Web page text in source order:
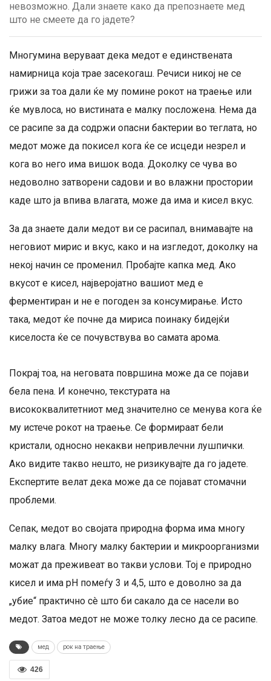
невозможно. Дали знаете како да препознаете мед
што не смеете да го јадете?
Многумина веруваат дека медот е единствената
намирница која трае засекогаш. Речиси никој не се
грижи за тоа дали ќе му помине рокот на траење или
ќе мувлоса, но вистината е малку посложена. Нема да
се расипе за да содржи опасни бактерии во теглата, но
медот може да покисел кога ќе се исцеди незрел и
кога во него има вишок вода. Доколку се чува во
недоволно затворени садови и во влажни простории
каде што ја впива влагата, може да има и кисел вкус.
За да знаете дали медот ви се расипал, внимавајте на
неговиот мирис и вкус, како и на изгледот, доколку на
некој начин се променил. Пробајте капка мед. Ако
вкусот е кисел, најверојатно вашиот мед е
ферментиран и не е погоден за консумирање. Исто
така, медот ќе почне да мириса поинаку бидејќи
киселоста ќе се почувствува во самата арома.
Покрај тоа, на неговата површина може да се појави
бела пена. И конечно, текстурата на
висококвалитетниот мед значително се менува кога ќе
му истече рокот на траење. Се формираат бели
кристали, односно некакви непривлечни лушпички.
Ако видите такво нешто, не ризикувајте да го јадете.
Експертите велат дека може да се појават стомачни
проблеми.
Сепак, медот во својата природна форма има многу
малку влага. Многу малку бактерии и микроорганизми
можат да преживеат во такви услови. Тој е природно
кисел и има pH помеѓу 3 и 4,5, што е доволно за да
„убие“ практично сè што би сакало да се насели во
медот. Затоа медот не може толку лесно да се расипе.
мед рок на траење
426